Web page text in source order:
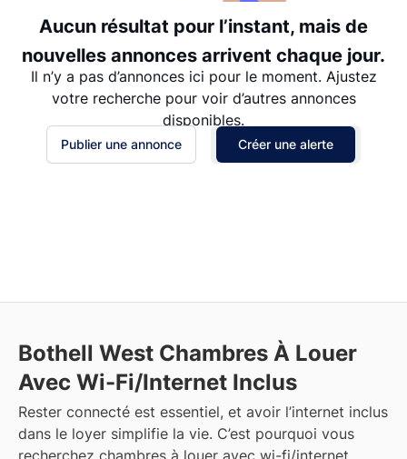
Aucun résultat pour l’instant, mais de
nouvelles annonces arrivent chaque jour.
Il n’y a pas d’annonces ici pour le moment. Ajustez
votre recherche pour voir d’autres annonces
disponibles.
Publier une annonce Créer une alerte
Bothell West Chambres À Louer
Avec Wi-Fi/Internet Inclus
Rester connecté est essentiel, et avoir l’internet inclus
dans le loyer simplifie la vie. C’est pourquoi vous